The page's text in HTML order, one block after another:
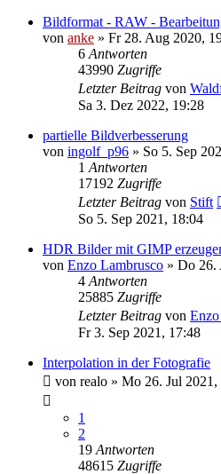
Bildformat - RAW -
von anke » Fr 28. Aug 2020,
6 Antworten
43990 Zugriffe
Letzter Beitrag von
Sa 3. Dez 2022, 19:28
partielle Bildverbesserung
von ingolf_p96 » So 5. Sep
1 Antworten
17192 Zugriffe
Letzter Beitrag von Stift
So 5. Sep 2021, 18:04
HDR Bilder mit GIMP
von Enzo Lambrusco » Do 26.
4 Antworten
25885 Zugriffe
Letzter Beitrag von
Fr 3. Sep 2021, 17:48
Interpolation in der Fotografie
von realo » Mo 26. Jul 2021,
1
2
19 Antworten
48615 Zugriffe